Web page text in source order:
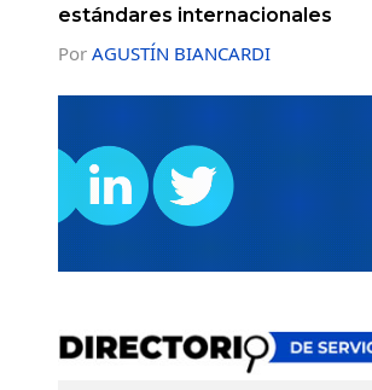
estándares internacionales
Por AGUSTÍN BIANCARDI